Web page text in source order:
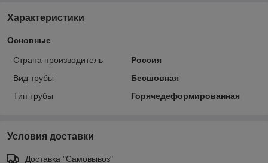
Характеристики
Основные
Страна производитель
Россия
Вид трубы
Бесшовная
Тип трубы
Горячедеформированная
Условия доставки
Доставка "Самовывоз"